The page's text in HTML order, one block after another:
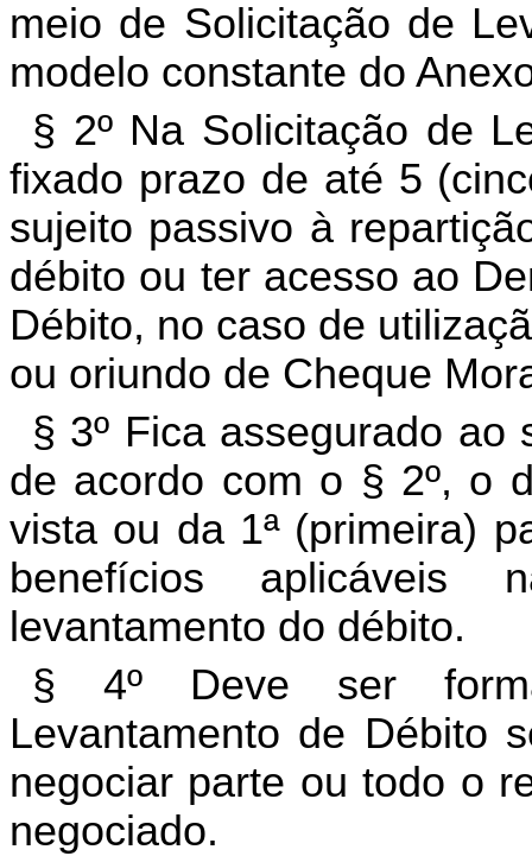
meio de Solicitação de
modelo constante do
§ 2º Na Solicitação de
fixado prazo de até 5
sujeito passivo à
débito ou ter acesso ao
Débito, no caso de
ou oriundo de Cheque
§ 3º Fica assegurado
de acordo com o § 2º, o
vista ou da 1ª (primeira)
benefícios
levantamento do débito.
§ 4º Deve ser
Levantamento de Débito
negociar parte ou todo o
negociado.